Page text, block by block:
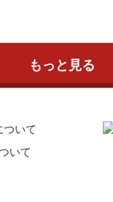
もっと見る